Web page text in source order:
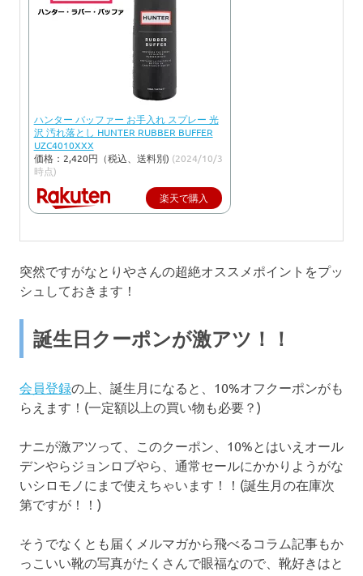
ハンター バッファー お手入れ スプレー 光
沢 汚れ落とし HUNTER RUBBER BUFFER
UZC4010XXX
価格：2,420円（税込、送料別) (2024/10/3
時点)
楽天で購入
突然ですがなとりやさんの超絶オススメポイントをプッ
シュしておきます！
誕生日クーポンが激アツ！！
会員登録の上、誕生月になると、10%オフクーポンがも
らえます！(一定額以上の買い物も必要？)
ナニが激アツって、このクーポン、10%とはいえオール
デンやらジョンロブやら、通常セールにかかりようがな
いシロモノにまで使えちゃいます！！(誕生月の在庫次
第ですが！！)
そうでなくとも届くメルマガから飛べるコラム記事もか
っこいい靴の写真がたくさんで眼福なので、靴好きはと